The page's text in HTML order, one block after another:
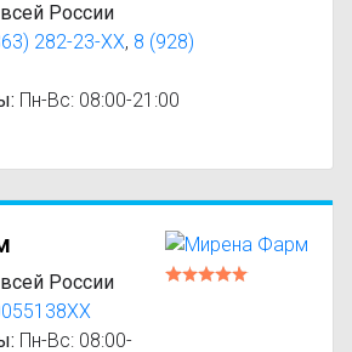
России
282-23-XX, 8 (928)
Пн-Вс: 08:00-21:00
России
Пн-Вс: 08:00-